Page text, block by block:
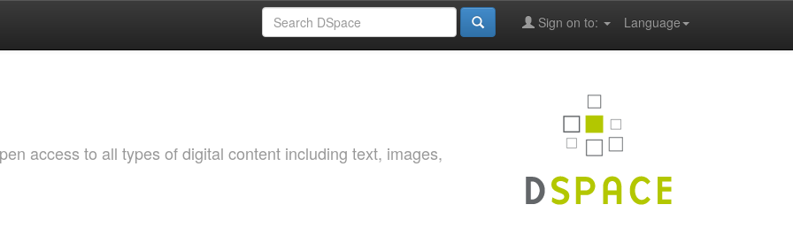
Language
Sign on to:
access to all types of digital content including text, images,